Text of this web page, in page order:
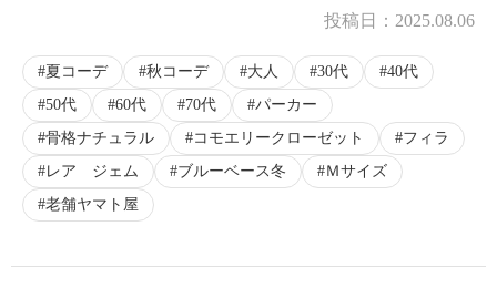
投稿日： 2025.08.06
夏コーデ 秋コーデ 大人 30代
40代
50代
60代 70代
パーカー
骨格ナチュラル
コモエリークローゼット
フィラ
レア ジェム
ブルーベース冬
Ｍサイズ
老舗ヤマト屋